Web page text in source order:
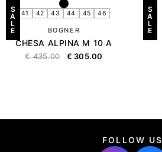
S
A
L
E
41 42 43 44 45 46
BOGNER
CHESA ALPINA M 10 A
€435.00 € 305.00
S
A
L
E
FOLLOW US